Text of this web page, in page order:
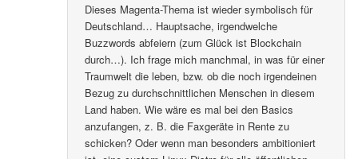
Dieses Magenta-Thema ist wieder symbolisch für
Deutschland… Hauptsache, irgendwelche
Buzzwords abfeiern (zum Glück ist Blockchain
durch…). Ich frage mich manchmal, in was für einer
Traumwelt die leben, bzw. ob die noch irgendeinen
Bezug zu durchschnittlichen Menschen in diesem
Land haben. Wie wäre es mal bei den Basics
anzufangen, z. B. die Faxgeräte in Rente zu
schicken? Oder wenn man besonders ambitioniert